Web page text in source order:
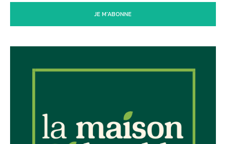
JE M'ABONNE